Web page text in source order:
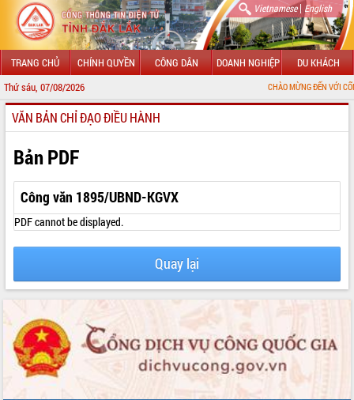
Vietnamese| English
TRANG CHỦ CHÍNH QUYỀN CÔNG DÂN DOANH NGHIỆP DU KHÁCH
Thứ sáu, 07/08/2026 CHÀO MỪNG ĐẾN VỚI CỔNG
GIỚI THIỆU
LÃNH ĐẠO UBND TỈNH
TIN TỨC SỰ KIỆN
SỞ, BAN, NGÀNH
UBND CÁC XÃ, PHƯỜNG
THÔNG TIN CHỈ ĐẠO ĐIỀU HÀNH
VĂN BẢN HĐND TỈNH
ĐIỂM TIN VĂN BẢN
VĂN BẢN CHỈ ĐẠO ĐIỀU HÀNH
Bản PDF
Công văn 1895/UBND-KGVX
PDF cannot be displayed.
Quay lại